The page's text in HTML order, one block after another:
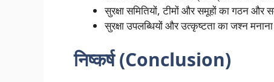
सुरक्षा समितियों, टीमों और समूहों का गठन और
सुरक्षा उपलब्धियों और उत्कृष्टता का जश्न
निष्कर्ष (Conclusion)